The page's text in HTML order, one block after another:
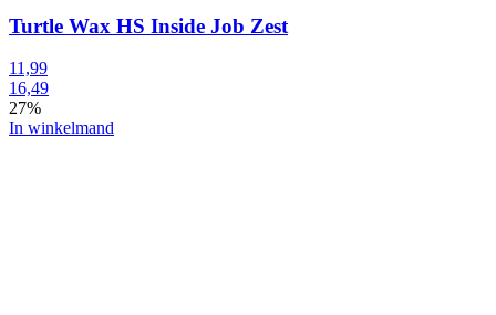
Turtle Wax HS Inside Job Zest
11,99
16,49
27%
In winkelmand